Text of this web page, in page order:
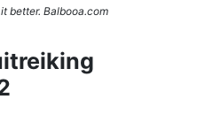
better. Balbooa.com